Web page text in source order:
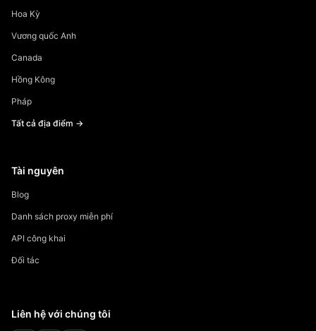
Hoa Kỳ
Vương quốc Anh
Canada
Hồng Kông
Pháp
Tất cả địa điểm →
Tài nguyên
Blog
Danh sách proxy miễn phí
API công khai
Đối tác
Liên hệ với chúng tôi